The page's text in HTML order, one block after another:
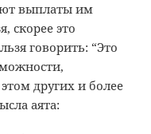
выплаты им
скорее это
говорить: “Это
другихи более
аята: